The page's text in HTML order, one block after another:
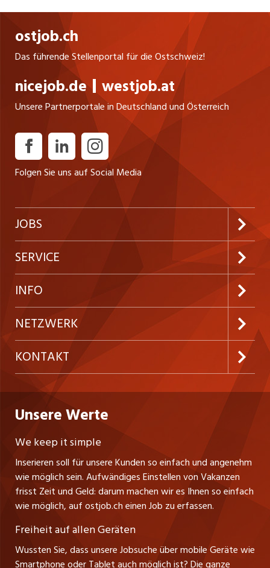
ostjob.ch
Das führende Stellenportal für die Ostschweiz!
nicejob.de westjob.at
Unsere Partnerportale in Deutschland und Österreich
Folgen Sie uns auf Social Media
JOBS
Jobabo abonnieren
Neue Stellen
Festanstellungen
Temporäre Jobs
Freelance Jobs
Praktika
Lehrstellen
Führungspositionen
Management / Kader-Jobs
Berufsgruppen
SERVICE
Kundenlogin
Inserieren
Firmen
Personalvermittler
INFO
Preise & Leistungen
AGB
Datenschutzerklärung
Nutzungsbedingungen
Stellenmeldepflicht
Schnittstelle
Impressum
NETZWERK
westjob.at
nicejob.de
myjob.ch
zentraljob.ch
jobbasel.ch
jobbern.ch
jobmittelland.ch
jobzüri.ch
KONTAKT
CH Media Classifieds AG
Fürstenlandstrasse 122
CH-9001 St. Gallen
Tel. +41 71 272 73 80
info@ostjob.ch/inserate@ostjob.ch
Henrik Jasek
Leiter ostjob.ch
Fredy Pillinger
Verkauf und Beratung
Christoph Walzl
Unsere Werte
We keep it simple
Inserieren soll für unsere Kunden so einfach und angenehm
wie möglich sein. Aufwändiges Einstellen von Vakanzen
frisst Zeit und Geld: darum machen wir es Ihnen so einfach
wie möglich, auf ostjob.ch einen Job zu erfassen.
Freiheit auf allen Geräten
Wussten Sie, dass unsere Jobsuche über mobile Geräte wie
Smartphone oder Tablet auch möglich ist? Die ganze